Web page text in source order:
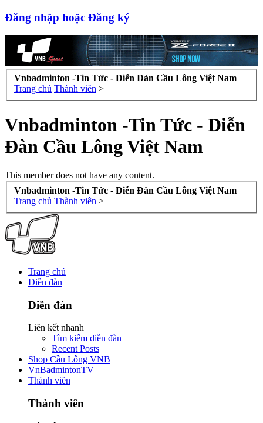
Đăng nhập hoặc Đăng ký
Vnbadminton -Tin Tức - Diễn Đàn Cầu Lông Việt Nam
Trang chủ Thành viên >
Vnbadminton -Tin Tức - Diễn
Đàn Cầu Lông Việt Nam
This member does not have any content.
Vnbadminton -Tin Tức - Diễn Đàn Cầu Lông Việt Nam
Trang chủ Thành viên >
Trang chủ
Diễn đàn
Diễn đàn
Liên kết nhanh
Tìm kiếm diễn đàn
Recent Posts
Shop Cầu Lông VNB
VnBadmintonTV
Thành viên
Thành viên